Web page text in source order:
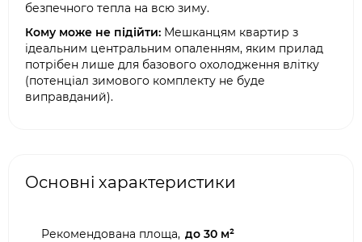
безпечного тепла на всю зиму.
Кому може не підійти: Мешканцям квартир з
ідеальним центральним опаленням, яким прилад
потрібен лише для базового охолодження влітку
(потенціал зимового комплекту не буде
виправданий).
Основні характеристики
Рекомендована площа, до 30 м²